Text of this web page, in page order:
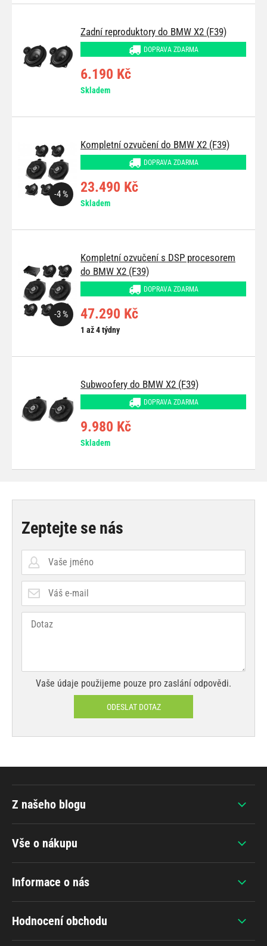
Zadní reproduktory do BMW X2 (F39)
DOPRAVA ZDARMA
6.190 Kč
Skladem
Kompletní ozvučení do BMW X2 (F39)
DOPRAVA ZDARMA
-4 % 23.490 Kč
Skladem
Kompletní ozvučení s DSP procesorem
do BMW X2 (F39)
DOPRAVA ZDARMA
-3 % 47.290 Kč
1 až 4 týdny
Subwoofery do BMW X2 (F39)
DOPRAVA ZDARMA
9.980 Kč
Skladem
Zeptejte se nás
Vaše údaje použijeme pouze pro zaslání odpovědi.
ODESLAT DOTAZ
Vše o nákupu
Informace o nás
Hodnocení obchodu
Z našeho blogu